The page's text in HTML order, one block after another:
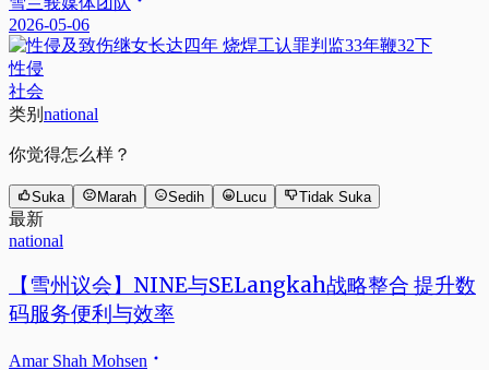
2026-05-06
性侵
社会
类别 national
你觉得怎么样？
Suka Marah Sedih Lucu Tidak Suka
最新
national
【雪州议会】NINE与SELangkah战略整合 提升数
码服务便利与效率
Amar Shah Mohsen